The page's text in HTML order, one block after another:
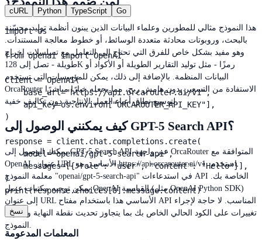
هذا النموذج مثالي للمطورين وعلماء البيانات الذين يبنون أنظمة توليد محسّنة
بالبحث، وروبوتات محادثة متعددة الوسائط، أو خطوط معالجة المستندات.
وهو مفيد بشكل خاص للفرق التي تحتاج إلى التعامل مع تسلسلات إخراج
طويلة - تصل إلى 128K رمزًا - مثل توليد التقارير الطويلة أو الأكواد أو
البيانات المنظمة. بالإضافة إلى ذلك، يمكن للمؤسسات التي تستخدم
OrcaRouter الاستفادة من التسعير بدون هامش ربح، مما يجعله خيارًا مباشرًا
لتوسيع نطاق أعباء العمل الإنتاجية دون تكاليف خفية.
كيف يمكنني الوصول إلى GPT-5 Search API؟
يمكنك الوصول إلى GPT-5 Search API عبر واجهة OrcaRouter المتوافقة مع
OpenAI. عنوان URL الأساسي هو https://api.orcarouter.ai/v1. استخدم
معلمة النموذج "openai/gpt-5-search-api" في استدعاءات API الخاصة بك.
يمكن توجيه مكتبات عميل OpenAI القياسية (مثل OpenAI Python SDK)
إلى عنوان URL الأساسي هذا باستخدام مفتاح API المناسب. لا حاجة لإجراء
تغييرات على الكود الحالي الخاص بك بما يتجاوز تحديث نقطة النهاية ومعرف
النموذج.
cURL Python TypeScript Go
import os
from openai import OpenAI
client = OpenAI(
    base_url="https://api.orcarouter.ai/v1",
    api_key=os.environ["ORCAROUTER_API_KEY"],
)
response = client.chat.completions.create(
    model="openai/gpt-5-search-api",
    messages=[{"role": "user", "content": "Hello"}],
)
print(response.choices[0].message.content)
نسخ
المعلمات المدعومة